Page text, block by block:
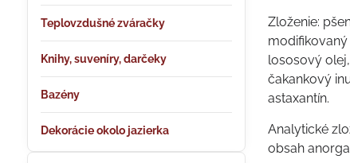
Zloženie:
modifikovaný
lososový
čakankový
astaxantín.
Analytické
obsah
Teplovzdušné zváračky
Knihy, suveníry, darčeky
Bazény
Dekorácie okolo jazierka